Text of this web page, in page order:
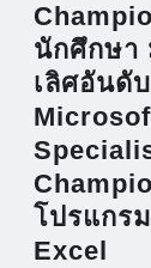
นักศึกษา
เลิศอันดั
โปรแกร
Excel